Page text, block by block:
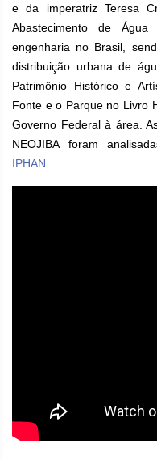
e da imperatriz Teresa
Abastecimento de
engenharia no Brasil,
distribuição urbana de
Patrimônio Histórico e
Fonte e o Parque no Livro
Governo Federal à área.
NEOJIBA foram
IPHAN